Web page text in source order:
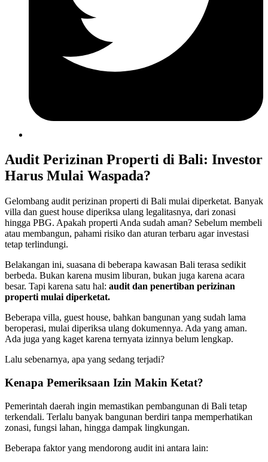
Audit Perizinan Properti di Bali: Investor
Harus Mulai Waspada?
Gelombang audit perizinan properti di Bali mulai diperketat. Banyak
villa dan guest house diperiksa ulang legalitasnya, dari zonasi
hingga PBG. Apakah properti Anda sudah aman? Sebelum membeli
atau membangun, pahami risiko dan aturan terbaru agar investasi
tetap terlindungi.
Belakangan ini, suasana di beberapa kawasan Bali terasa sedikit
berbeda. Bukan karena musim liburan, bukan juga karena acara
besar. Tapi karena satu hal: audit dan penertiban perizinan
properti mulai diperketat.
Beberapa villa, guest house, bahkan bangunan yang sudah lama
beroperasi, mulai diperiksa ulang dokumennya. Ada yang aman.
Ada juga yang kaget karena ternyata izinnya belum lengkap.
Lalu sebenarnya, apa yang sedang terjadi?
Kenapa Pemeriksaan Izin Makin Ketat?
Pemerintah daerah ingin memastikan pembangunan di Bali tetap
terkendali. Terlalu banyak bangunan berdiri tanpa memperhatikan
zonasi, fungsi lahan, hingga dampak lingkungan.
Beberapa faktor yang mendorong audit ini antara lain: